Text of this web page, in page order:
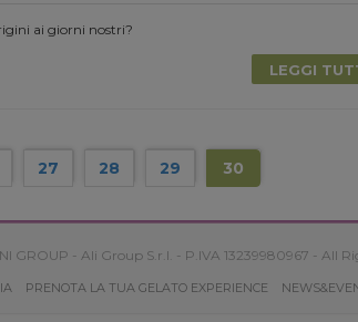
ai giorni nostri?
LEGGI
27 28 29 30
GROUP - Ali Group S.r.l. - P.IVA 13239980967 - All
PRENOTA LA TUA GELATO EXPERIENCE